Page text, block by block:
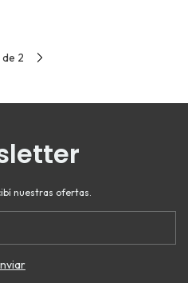
de 2
nuestras ofertas.